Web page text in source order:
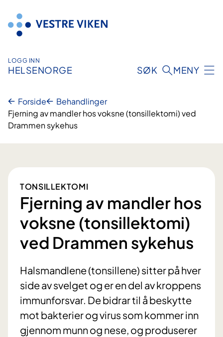
innhold
LOGG INN
HELSENORGE SØK MENY
Forside
Behandlinger
Fjerning av mandler hos voksne (tonsillektomi) ved
Drammen sykehus
TONSILLEKTOMI
Fjerning av mandler hos
voksne (tonsillektomi)
ved Drammen sykehus
Halsmandlene (tonsillene) sitter på hver
side av svelget og er en del av kroppens
immunforsvar. De bidrar til å beskytte
mot bakterier og virus som kommer inn
gjennom munn og nese, og produserer